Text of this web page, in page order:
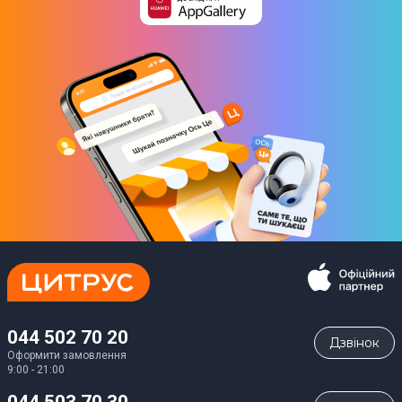
044 502 70 20
Оформити замовлення
9:00 - 21:00
Дзвiнок